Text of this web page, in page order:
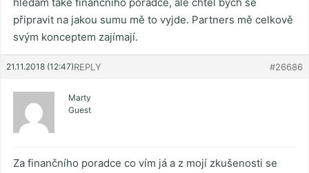
připravit na jakou sumu mě to vyjde. Partners mě celkově
svým konceptem zajímají.
21.11.2018 (12:47) #26686
REPLY
Marty
Guest
Za finančního poradce co vím já a z mojí zkušenosti se